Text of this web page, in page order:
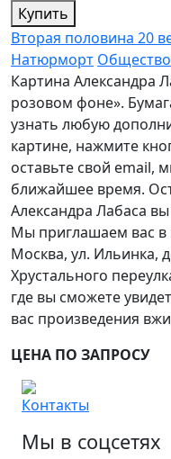
Купить
Вторая половина 20
Натюрморт
Картина Александра
розовом фоне».
узнать любую
картине, нажмите
оставьте свой email,
ближайшее время.
Александра Лабаса
Мы приглашаем вас в
Москва, ул. Ильинка,
Хрустального
где вы сможете
вас произведения
ЦЕНА ПО ЗАПРОСУ
Контакты
Мы в соцсетях